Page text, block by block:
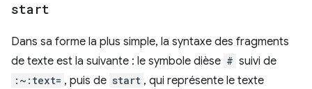
start
Dans sa forme la plus simple, la syntaxe des fragments
de texte est la suivante : le symbole dièse # suivi de
:~:text= , puis de start , qui représente le texte